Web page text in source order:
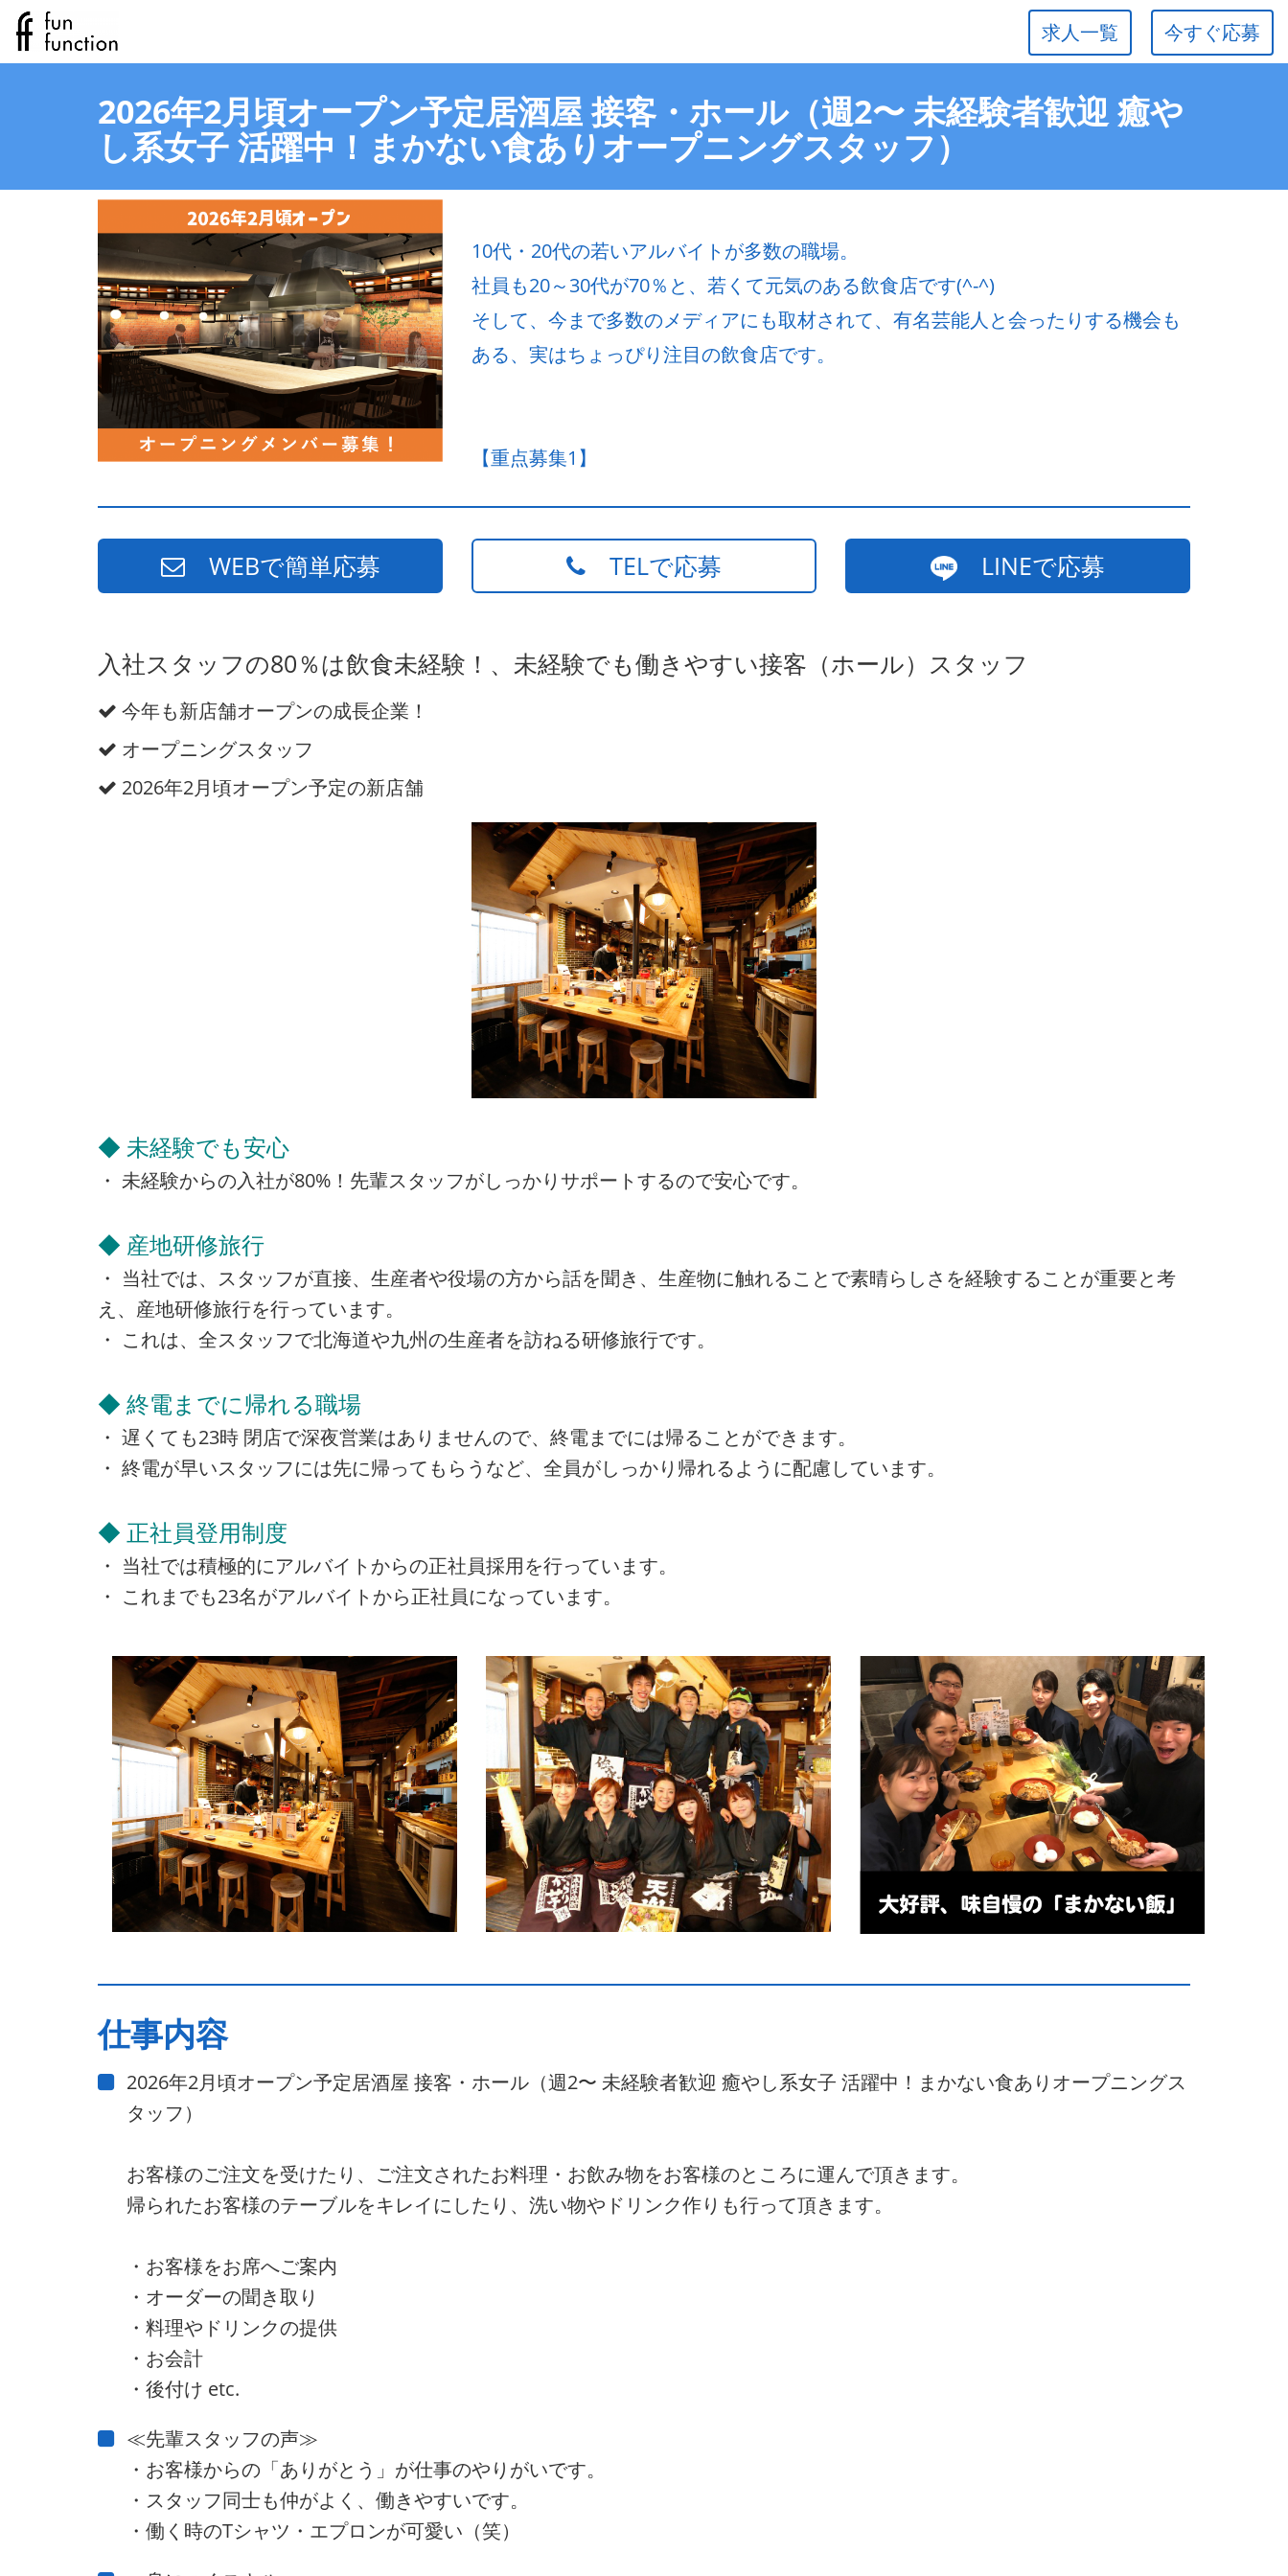
今すぐ応募
求人一覧
2026年2月頃オープン予定居酒屋 接客・ホール（週2〜 未経験者歓迎 癒や
し系女子 活躍中！まかない食ありオープニングスタッフ）
10代・20代の若いアルバイトが多数の職場。
社員も20～30代が70％と、若くて元気のある飲食店です(^-^)
そして、今まで多数のメディアにも取材されて、有名芸能人と会ったりする機会も
ある、実はちょっぴり注目の飲食店です。
【重点募集1】
WEBで簡単応募 TELで応募 LINEで応募
入社スタッフの80％は飲食未経験！、未経験でも働きやすい接客（ホール）スタッフ
今年も新店舗オープンの成長企業！
オープニングスタッフ
2026年2月頃オープン予定の新店舗
◆ 未経験でも安心
・ 未経験からの入社が80%！先輩スタッフがしっかりサポートするので安心です。
◆ 産地研修旅行
・ 当社では、スタッフが直接、生産者や役場の方から話を聞き、生産物に触れることで素晴らしさを経験することが重要と考
え、産地研修旅行を行っています。
・ これは、全スタッフで北海道や九州の生産者を訪ねる研修旅行です。
◆ 終電までに帰れる職場
・ 遅くても23時 閉店で深夜営業はありませんので、終電までには帰ることができます。
・ 終電が早いスタッフには先に帰ってもらうなど、全員がしっかり帰れるように配慮しています。
◆ 正社員登用制度
・ 当社では積極的にアルバイトからの正社員採用を行っています。
・ これまでも23名がアルバイトから正社員になっています。
仕事内容
2026年2月頃オープン予定居酒屋 接客・ホール（週2〜 未経験者歓迎 癒やし系女子 活躍中！まかない食ありオープニングス
タッフ）
お客様のご注文を受けたり、ご注文されたお料理・お飲み物をお客様のところに運んで頂きます。
帰られたお客様のテーブルをキレイにしたり、洗い物やドリンク作りも行って頂きます。
・お客様をお席へご案内
・オーダーの聞き取り
・料理やドリンクの提供
・お会計
・後付け etc.
≪先輩スタッフの声≫
・お客様からの「ありがとう」が仕事のやりがいです。
・スタッフ同士も仲がよく、働きやすいです。
・働く時のTシャツ・エプロンが可愛い（笑）